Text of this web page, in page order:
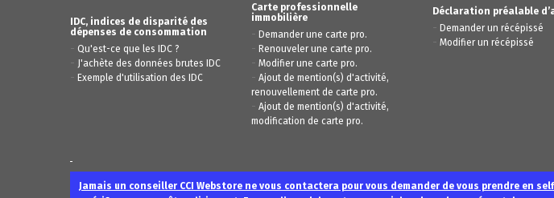
IDC, indices de disparité des
dépenses de consommation
- Qu'est-ce que les IDC ?
- J'achète des données brutes IDC
- Exemple d'utilisation des IDC
Carte professionnelle
immobilière
- Demander une carte pro.
- Renouveler une carte pro.
- Modifier une carte pro.
- Ajout de mention(s) d'activité,
renouvellement de carte pro.
- Ajout de mention(s) d'activité,
modification de carte pro.
Déclaration préalable
- Demander un récépissé
- Modifier un récépissé
Jamais un conseiller CCI Webstore ne vous contactera pour vous demander de vous prendre en